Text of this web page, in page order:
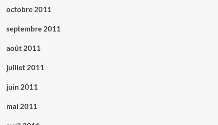
octobre 2011
septembre 2011
août 2011
juillet 2011
juin 2011
mai 2011